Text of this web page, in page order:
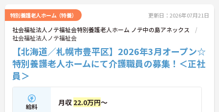
特別養護老人ホーム（特養） 更新日：2026年07月21日
社会福祉法人ノテ福祉会特別養護老人ホーム ノテ中の島アネックス
社会福祉法人ノテ福祉会
【北海道／札幌市豊平区】2026年3月オープン☆
特別養護老人ホームにて介護職員の募集！＜正社
員＞
給料 月収 22.0万円～